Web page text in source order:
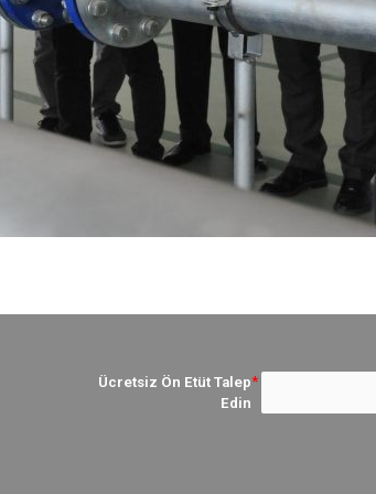
Ücretsiz Ön Etüt Talep
Edin